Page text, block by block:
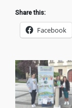
Share this:
Facebook